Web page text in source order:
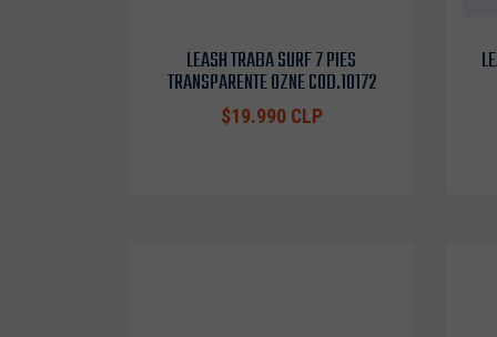
LEASH TRABA SURF 7 PIES
TRANSPARENTE OZNE COD.10172
$19.990 CLP